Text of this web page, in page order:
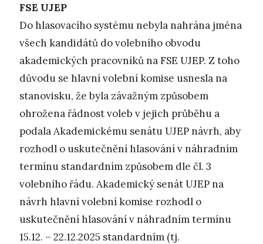
FSE UJEP
Do hlasovacího systému nebyla nahrána jména
všech kandidátů do volebního obvodu
akademických pracovníků na FSE UJEP. Z toho
důvodu se hlavní volební komise usnesla na
stanovisku, že byla závažným způsobem
ohrožena řádnost voleb v jejich průběhu a
podala Akademickému senátu UJEP návrh, aby
rozhodl o uskutečnění hlasování v náhradním
termínu standardním způsobem dle čl. 3
volebního řádu. Akademický senát UJEP na
návrh hlavní volební komise rozhodl o
uskutečnění hlasování v náhradním termínu
15.12. – 22.12.2025 standardním (tj.